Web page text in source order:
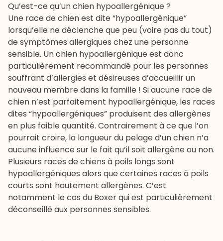
Qu’est-ce qu’un chien hypoallergénique ?
Une race de chien est dite “hypoallergénique”
lorsqu’elle ne déclenche que peu (voire pas du tout)
de symptômes allergiques chez une personne
sensible. Un chien hypoallergénique est donc
particulièrement recommandé pour les personnes
souffrant d’allergies et désireuses d’accueillir un
nouveau membre dans la famille ! Si aucune race de
chien n’est parfaitement hypoallergénique, les races
dites “hypoallergéniques” produisent des allergènes
en plus faible quantité. Contrairement à ce que l’on
pourrait croire, la longueur du pelage d’un chien n’a
aucune influence sur le fait qu’il soit allergène ou non.
Plusieurs races de chiens à poils longs sont
hypoallergéniques alors que certaines races à poils
courts sont hautement allergènes. C’est
notamment le cas du Boxerqui est particulièrement
déconseillé aux personnes sensibles.